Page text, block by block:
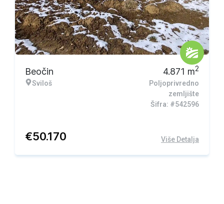
Beočin
Sviloš
4.871 m2
Poljoprivredno
zemljište
Šifra: #542596
€50.170 Više Detalja